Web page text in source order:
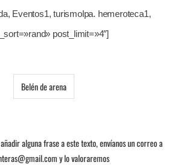
Eventos1, turismolpa. hemeroteca1,
post_limit=»4″]
Belén de arena
alguna frase a este texto, envíanos un correo a
y lo valoraremos